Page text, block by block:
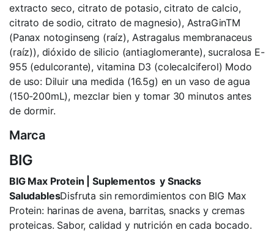
extracto seco, citrato de potasio, citrato de calcio,
citrato de sodio, citrato de magnesio), AstraGinTM
(Panax notoginseng (raíz), Astragalus membranaceus
(raíz)), dióxido de silicio (antiaglomerante), sucralosa E-
955 (edulcorante), vitamina D3 (colecalciferol) Modo
de uso: Diluir una medida (16.5g) en un vaso de agua
(150-200mL), mezclar bien y tomar 30 minutos antes
de dormir.
Marca
BIG
BIG Max Protein | Suplementos y Snacks
SaludablesDisfruta sin remordimientos con BIG Max
Protein: harinas de avena, barritas, snacks y cremas
proteicas. Sabor, calidad y nutrición en cada bocado.